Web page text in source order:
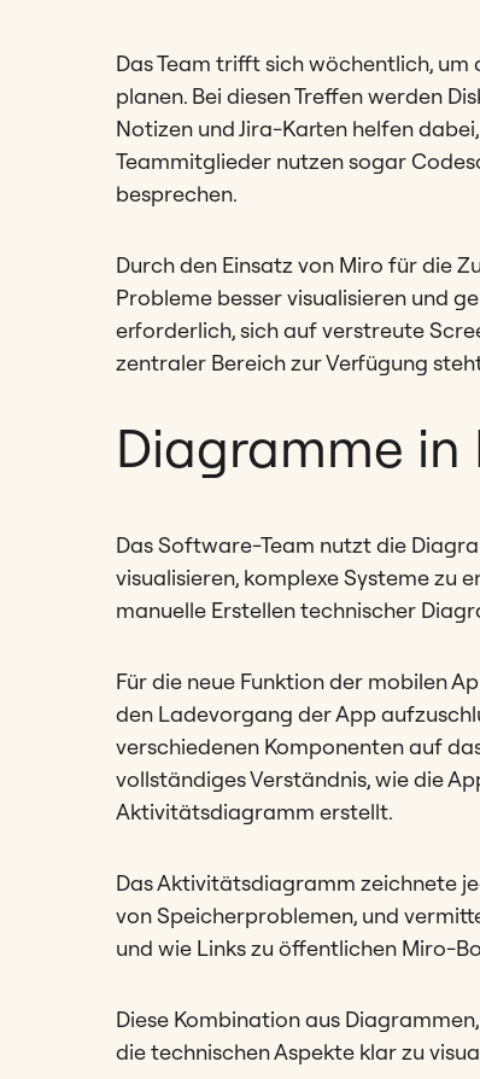
Das Team trifft sich wöchentlich,
planen. Bei diesen Treffen werden
Notizen und Jira-Karten helfen
Teammitglieder nutzen sogar
besprechen.
Durch den Einsatz von Miro für die
Probleme besser visualisieren und
erforderlich, sich auf verstreute
zentraler Bereich zur Verfügung
Diagramme in
Das Software-Team nutzt die
visualisieren, komplexe Systeme zu
manuelle Erstellen technischer
Für die neue Funktion der mobilen
den Ladevorgang der App
verschiedenen Komponenten auf
vollständiges Verständnis, wie die
Aktivitätsdiagramm erstellt.
Das Aktivitätsdiagramm zeichnete
von Speicherproblemen, und
und wie Links zu öffentlichen Miro-
Diese Kombination aus
die technischen Aspekte klar zu